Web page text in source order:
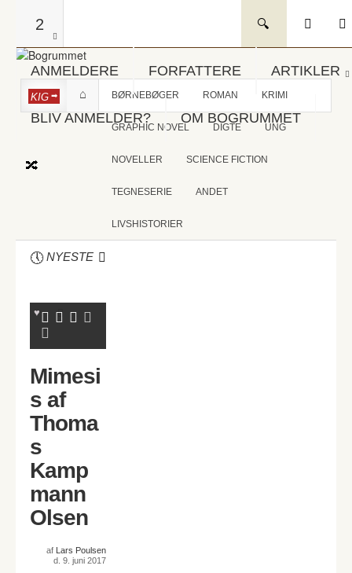
2
ANMELDERE FORFATTERE ARTIKLER
BLIV ANMELDER? OM BOGRUMMET
KIG BØRNEBØGER ROMAN KRIMI
GRAPHIC NOVEL DIGTE UNG
NOVELLER SCIENCE FICTION
TEGNESERIE ANDET
LIVSHISTORIER
NYESTE
Mimesi
s af
Thoma
s
Kamp
mann
Olsen
af Lars Poulsen
d. 9. juni 2017